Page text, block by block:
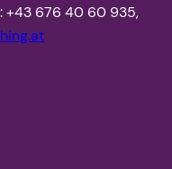
+43 676 40 60 935,